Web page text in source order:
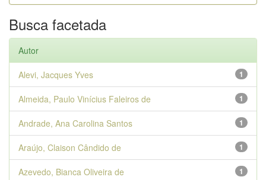
Busca facetada
Autor
1
Alevi, Jacques Yves
1
Almeida, Paulo Vinícius Faleiros de
1
Andrade, Ana Carolina Santos
1
Araújo, Claison Cândido de
1
Azevedo, Bianca Oliveira de